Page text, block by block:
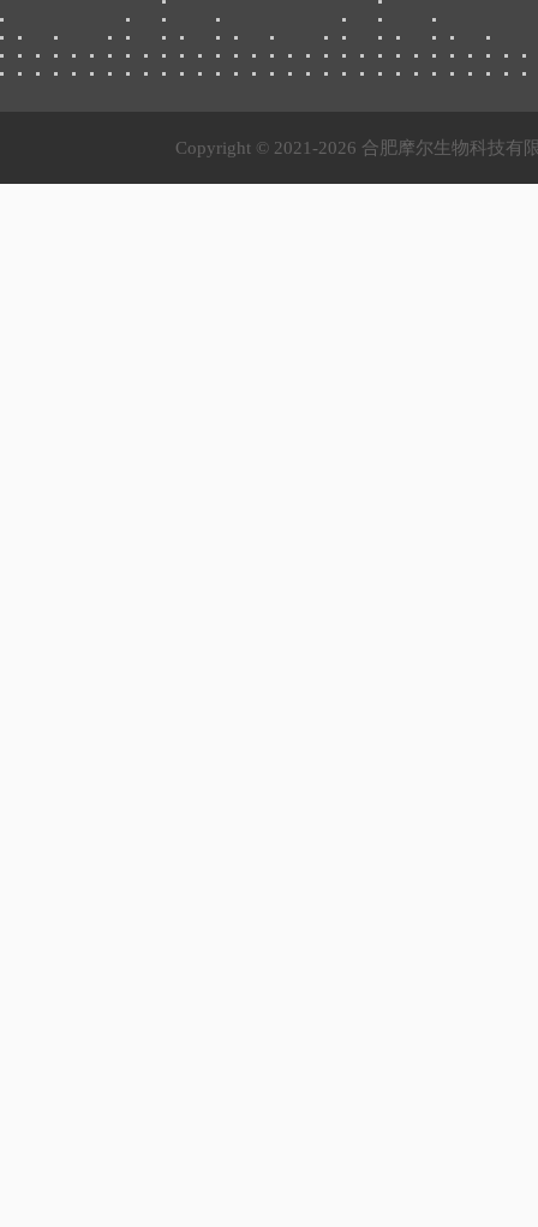
Copyright © 2021-2026 合肥摩尔生物科技